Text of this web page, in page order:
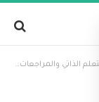
والمراجعات المنزلية للطلبة